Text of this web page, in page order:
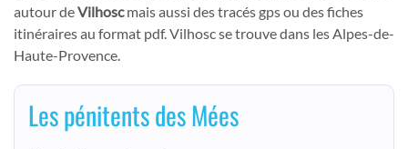
autour deVilhoscmais aussi des tracés gps ou des fiches
itinéraires au format pdf. Vilhosc se trouve dans les Alpes-de-
Haute-Provence.
Les pénitents des Mées